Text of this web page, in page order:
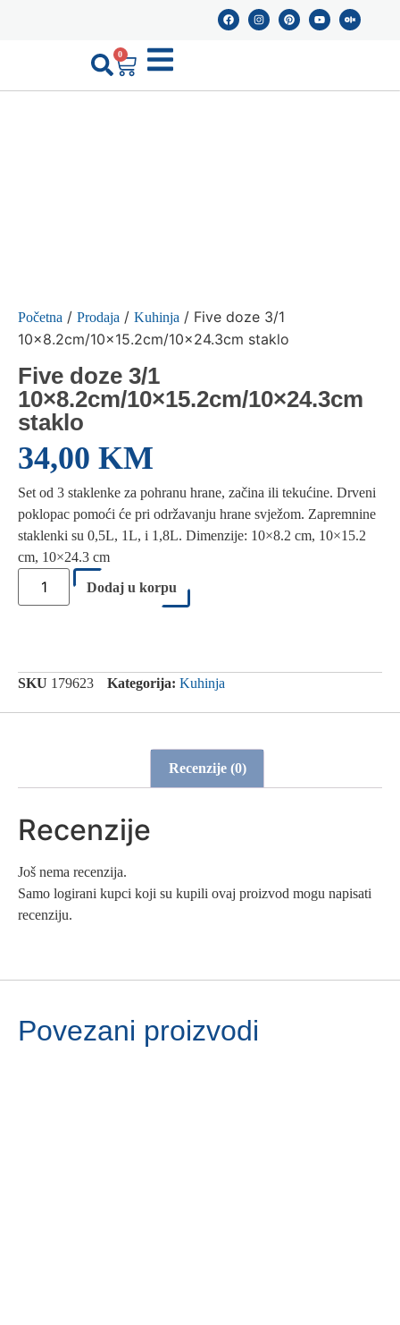
0
Početna / Prodaja / Kuhinja / Five doze 3/1
10×8.2cm/10×15.2cm/10×24.3cm staklo
Five doze 3/1
10×8.2cm/10×15.2cm/10×24.3cm
staklo
34,00 KM
Set od 3 staklenke za pohranu hrane, začina ili tekućine. Drveni
poklopac pomoći će pri održavanju hrane svježom. Zapremnine
staklenki su 0,5L, 1L, i 1,8L. Dimenzije: 10×8.2 cm, 10×15.2
cm, 10×24.3 cm
Dodaj u korpu
SKU 179623 Kategorija: Kuhinja
Recenzije (0)
Recenzije
Još nema recenzija.
Samo logirani kupci koji su kupili ovaj proizvod mogu napisati
recenziju.
Povezani proizvodi